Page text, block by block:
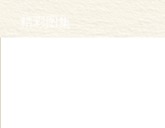
精彩图集